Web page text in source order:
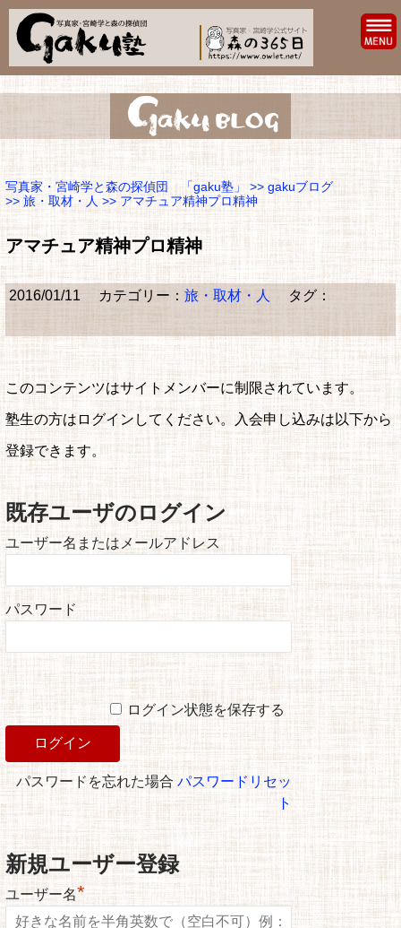
写真家・宮崎学と森の探偵団 「gaku塾」 >> gakuブログ
>> 旅・取材・人 >> アマチュア精神プロ精神
アマチュア精神プロ精神
2016/01/11 カテゴリー： 旅・取材・人 タグ：
このコンテンツはサイトメンバーに制限されています。
塾生の方はログインしてください。入会申し込みは以下から
登録できます。
既存ユーザのログイン
ユーザー名またはメールアドレス
パスワード
ログイン状態を保存する
パスワードを忘れた場合パスワードリセッ
ト
新規ユーザー登録
ユーザー名*